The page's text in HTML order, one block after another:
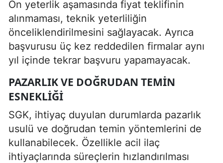
Ön yeterlik aşamasında fiyat teklifinin
alınmaması, teknik yeterliliğin
önceliklendirilmesini sağlayacak. Ayrıca
başvurusu üç kez reddedilen firmalar aynı
yıl içinde tekrar başvuru yapamayacak.
PAZARLIK VE DOĞRUDAN TEMIN
ESNEKLIĞI
SGK, ihtiyaç duyulan durumlarda pazarlık
usulü ve doğrudan temin yöntemlerini de
kullanabilecek. Özellikle acil ilaç
ihtiyaçlarında süreçlerin hızlandırılması